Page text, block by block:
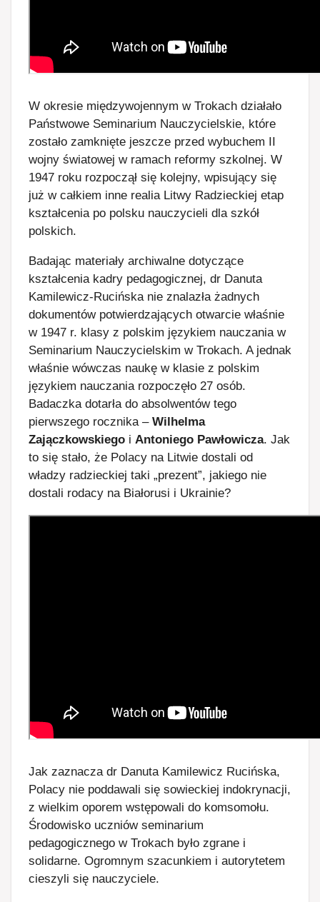
W okresie międzywojennym w Trokach działało
Państwowe Seminarium Nauczycielskie, które
zostało zamknięte jeszcze przed wybuchem II
wojny światowej w ramach reformy szkolnej. W
1947 roku rozpoczął się kolejny, wpisujący się
już w całkiem inne realia Litwy Radzieckiej etap
kształcenia po polsku nauczycieli dla szkół
polskich.
Badając materiały archiwalne dotyczące
kształcenia kadry pedagogicznej, dr Danuta
Kamilewicz-Rucińska nie znalazła żadnych
dokumentów potwierdzających otwarcie właśnie
w 1947 r. klasy z polskim językiem nauczania w
Seminarium Nauczycielskim w Trokach. A jednak
właśnie wówczas naukę w klasie z polskim
językiem nauczania rozpoczęło 27 osób.
Badaczka dotarła do absolwentów tego
pierwszego rocznika – Wilhelma
Zajączkowskiego i Antoniego Pawłowicza. Jak
to się stało, że Polacy na Litwie dostali od
władzy radzieckiej taki „prezent”, jakiego nie
dostali rodacy na Białorusi i Ukrainie?
Jak zaznacza dr Danuta Kamilewicz Rucińska,
Polacy nie poddawali się sowieckiej indokrynacji,
z wielkim oporem wstępowali do komsomołu.
Środowisko uczniów seminarium
pedagogicznego w Trokach było zgrane i
solidarne. Ogromnym szacunkiem i autorytetem
cieszyli się nauczyciele.